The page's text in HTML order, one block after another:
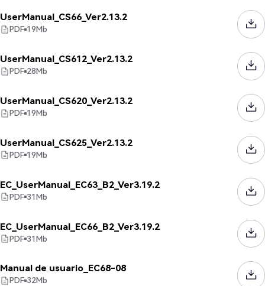
UserManual_CS66_Ver2.13.2
PDF 19Mb
UserManual_CS612_Ver2.13.2
PDF 28Mb
UserManual_CS620_Ver2.13.2
PDF 19Mb
UserManual_CS625_Ver2.13.2
PDF 19Mb
EC_UserManual_EC63_B2_Ver3.19.2
PDF 31Mb
EC_UserManual_EC66_B2_Ver3.19.2
PDF 31Mb
Manual de usuario_EC68-08
PDF 32Mb